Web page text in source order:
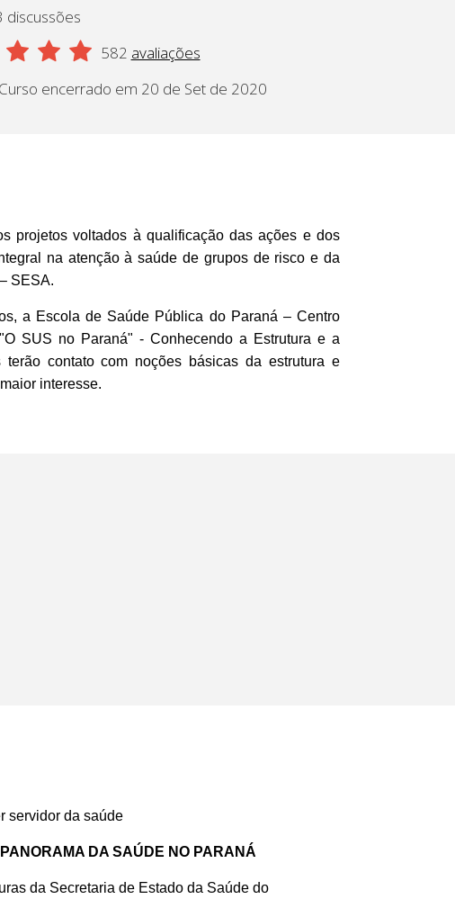
discussões
582 avaliações
Curso encerrado em 20 de Set de 2020
projetos voltados à qualificação das ações e dos
na atenção à saúde de grupos de risco e da
SESA.
a Escola de Saúde Pública do Paraná – Centro
SUS no Paraná" - Conhecendo a Estrutura e a
contato com noções básicas da estrutura e
interesse.
servidor da saúde
DA SAÚDE NO PARANÁ
da Secretaria de Estado da Saúde do